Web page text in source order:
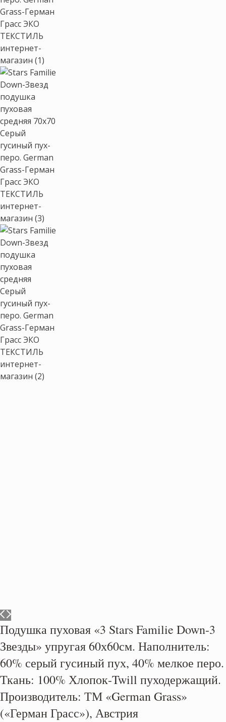
Подушка пуховая «3 Stars Familie Down-3
Звезды» упругая 60х60см. Наполнитель:
60% серый гусиный пух, 40% мелкое перо.
Ткань: 100% Хлопок-Twill пуходержащий.
Производитель: ТМ «German Grass»
(«Герман Грасс»), Австрия